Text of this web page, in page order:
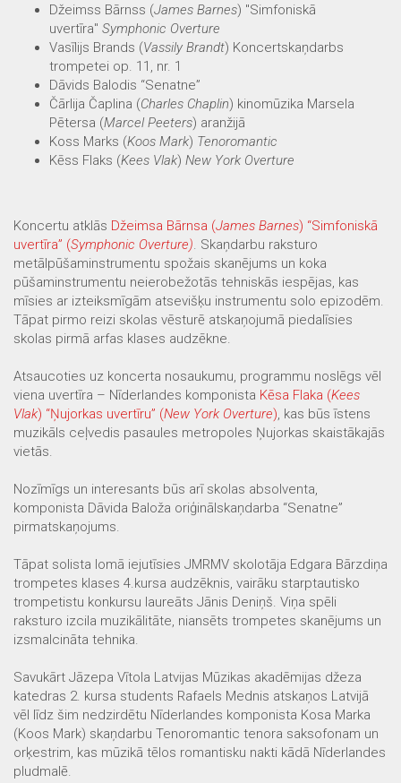
Džeimss Bārnss (James Barnes) "Simfoniskā
uvertīra" Symphonic Overture
Vasīlijs Brands (Vassily Brandt) Koncertskaņdarbs
trompetei op. 11, nr. 1
Dāvids Balodis “Senatne”
Čārlija Čaplina (Charles Chaplin) kinomūzika Marsela
Pētersa (Marcel Peeters) aranžijā
Koss Marks (Koos Mark) Tenoromantic
Kēss Flaks (Kees Vlak) New York Overture
Koncertu atklās Džeimsa Bārnsa (James Barnes) “Simfoniskā
uvertīra” (Symphonic Overture) . Skaņdarbu raksturo
metālpūšaminstrumentu spožais skanējums un koka
pūšaminstrumentu neierobežotās tehniskās iespējas, kas
mīsies ar izteiksmīgām atsevišķu instrumentu solo epizodēm.
Tāpat pirmo reizi skolas vēsturē atskaņojumā piedalīsies
skolas pirmā arfas klases audzēkne.
Atsaucoties uz koncerta nosaukumu, programmu noslēgs vēl
viena uvertīra – Nīderlandes komponista Kēsa Flaka (Kees
Vlak) “Ņujorkas uvertīru” (New York Overture) , kas būs īstens
muzikāls ceļvedis pasaules metropoles Ņujorkas skaistākajās
vietās.
Nozīmīgs un interesants būs arī skolas absolventa,
komponista Dāvida Baloža oriģinālskaņdarba “Senatne”
pirmatskaņojums.
Tāpat solista lomā iejutīsies JMRMV skolotāja Edgara Bārzdiņa
trompetes klases 4.kursa audzēknis, vairāku starptautisko
trompetistu konkursu laureāts Jānis Deniņš. Viņa spēli
raksturo izcila muzikālitāte, niansēts trompetes skanējums un
izsmalcināta tehnika.
Savukārt Jāzepa Vītola Latvijas Mūzikas akadēmijas džeza
katedras 2. kursa students Rafaels Mednis atskaņos Latvijā
vēl līdz šim nedzirdētu Nīderlandes komponista Kosa Marka
(Koos Mark) skaņdarbu Tenoromantic tenora saksofonam un
orķestrim, kas mūzikā tēlos romantisku nakti kādā Nīderlandes
pludmalē.